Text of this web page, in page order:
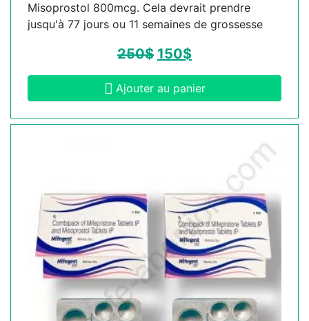
Misoprostol 800mcg. Cela devrait prendre
jusqu'à 77 jours ou 11 semaines de grossesse
250$ 150$
Ajouter au panier